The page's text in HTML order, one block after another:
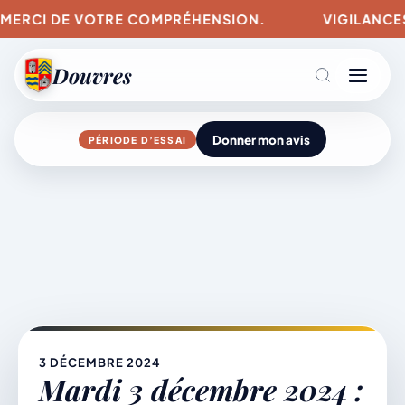
DE VOTRE COMPRÉHENSION. VIGILANCES
Douvres
Agenda
Mairie & Vie municipale
PÉRIODE D’ESSAI Donner mon avis
3 DÉCEMBRE 2024
Mardi 3 décembre 2024 :